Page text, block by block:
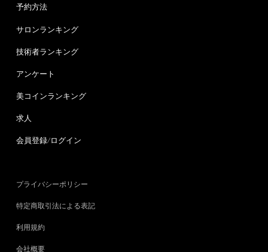
予約方法
サロンランキング
技術者ランキング
アンケート
美コインランキング
求人
会員登録/ログイン
プライバシーポリシー
特定商取引法による表記
利用規約
会社概要